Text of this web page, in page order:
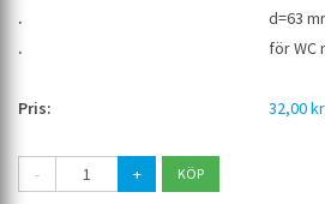
d=63
för WC
32,00
- +